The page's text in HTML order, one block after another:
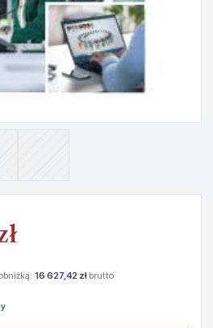
16 627,42 złbrutto